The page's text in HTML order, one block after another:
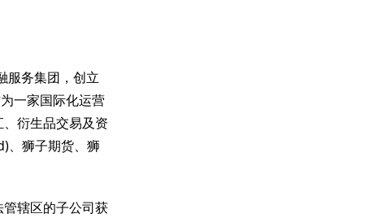
服务集团，创立
一家国际化运营
衍生品交易及资
、狮子期货、狮
辖区的子公司获